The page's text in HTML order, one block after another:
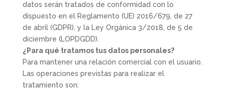
datos serán tratados de conformidad con lo
dispuesto en el Reglamento (UE) 2016/679, de 27
de abril (GDPR), y la Ley Orgánica 3/2018, de 5 de
diciembre (LOPDGDD).
¿Para qué tratamos tus datos personales?
Para mantener una relación comercial con el usuario.
Las operaciones previstas para realizar el
tratamiento son: